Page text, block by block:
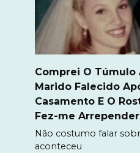
Comprei O Túmulo
Marido Falecido
Casamento E O
Fez-me Arrepender
Não costumo falar
aconteceu